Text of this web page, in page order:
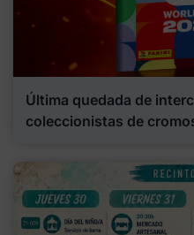
Última quedada de
coleccionistas de